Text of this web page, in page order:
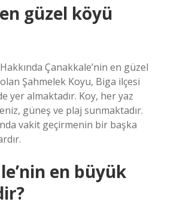
en güzel köyü
Çanakkale’nin en güzel
Şahmelek Koyu, Biga ilçesi
yer almaktadır. Koy, her yaz
güneş ve plaj sunmaktadır.
vakit geçirmenin bir başka
en büyük